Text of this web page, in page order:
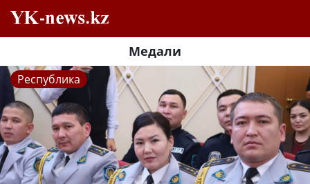
Медали
Республика